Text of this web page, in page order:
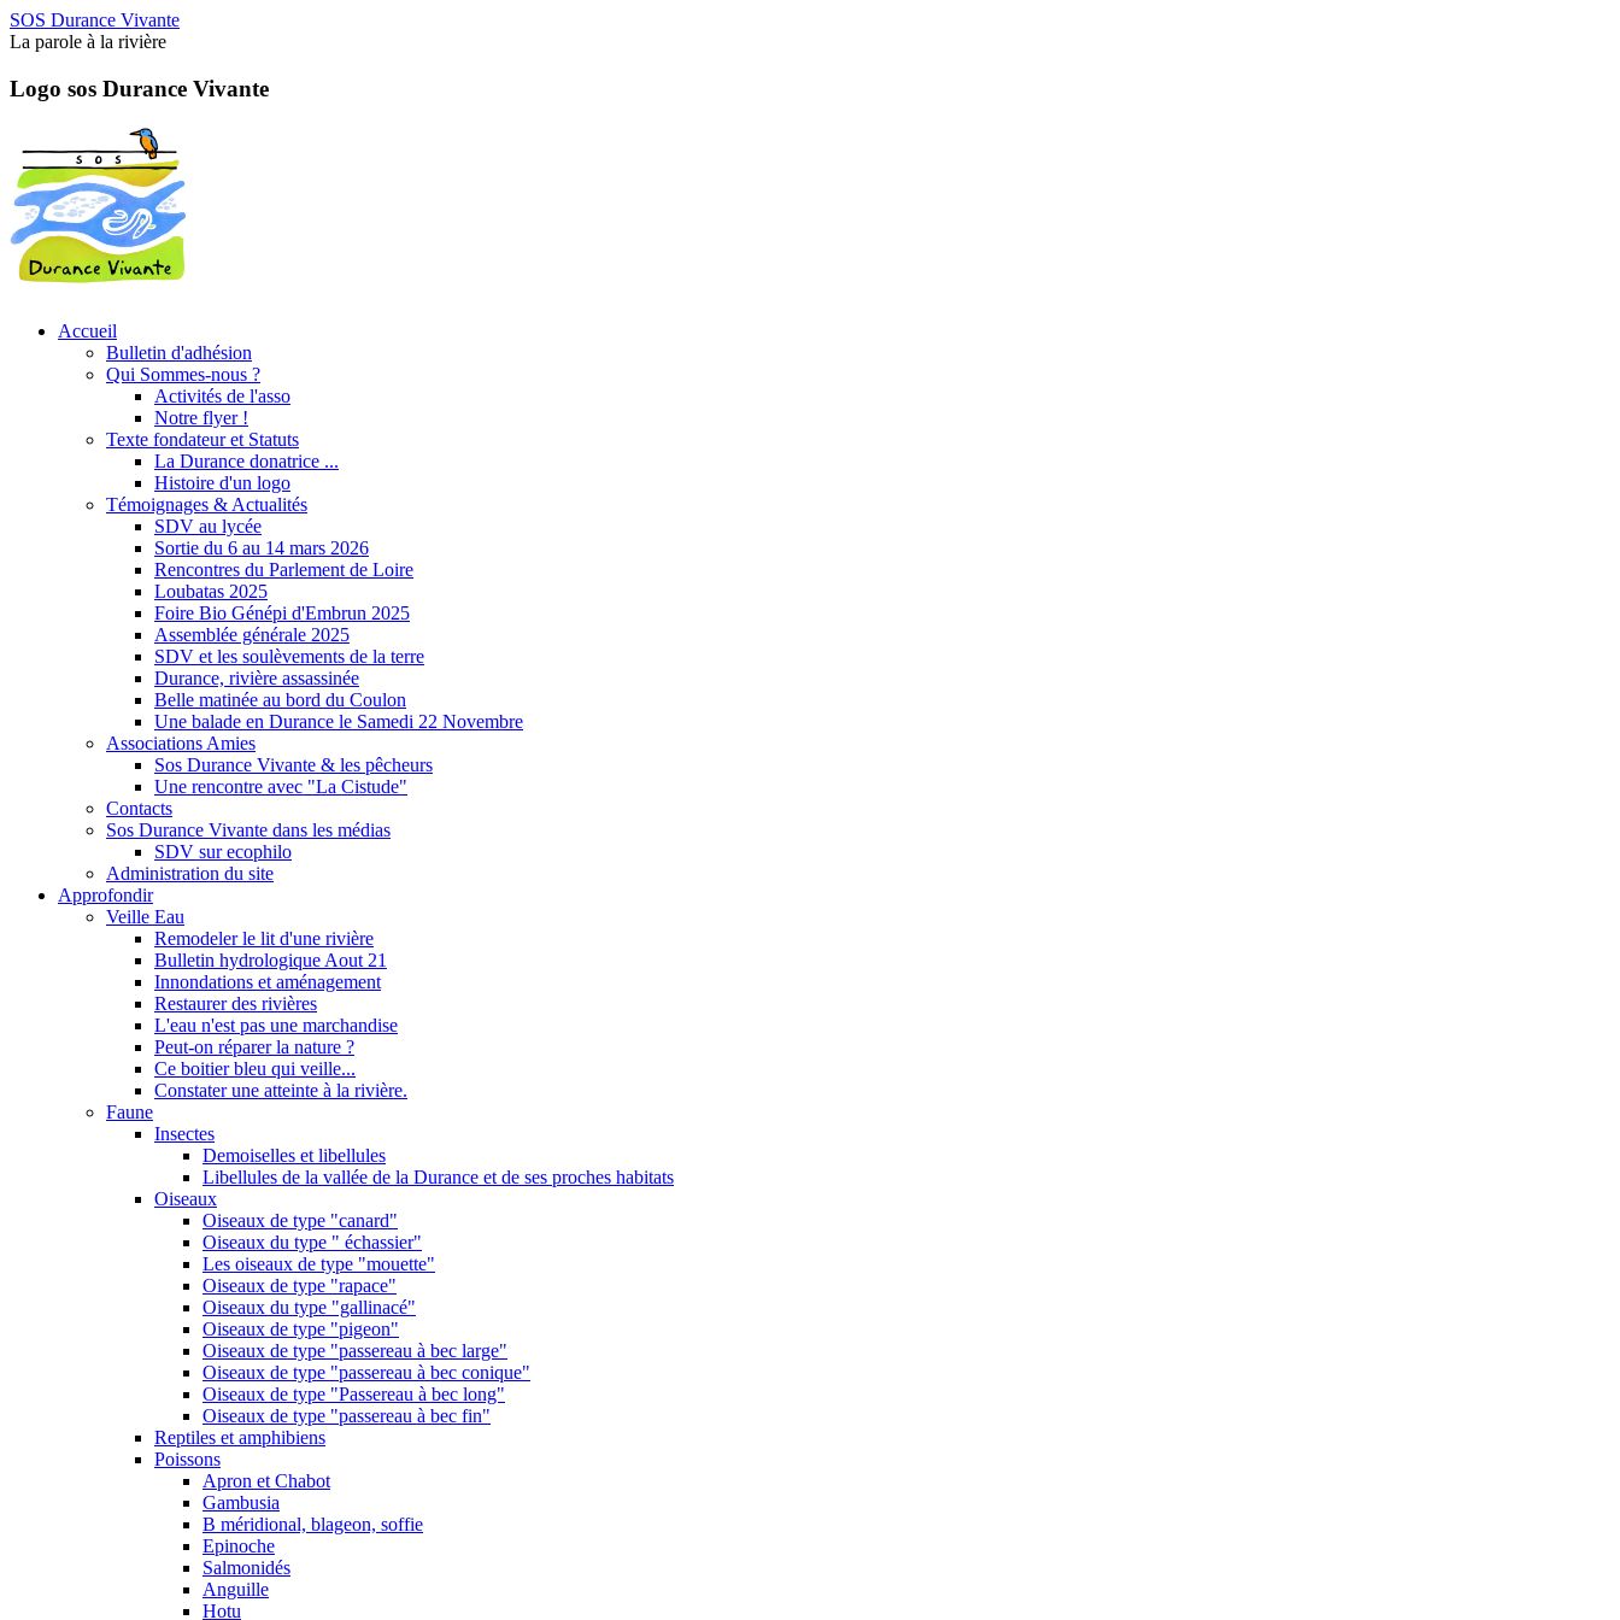
SOS Durance Vivante
La parole à la rivière
Logo sos Durance Vivante
Accueil
Bulletin d'adhésion
Qui Sommes-nous ?
Activités de l'asso
Notre flyer !
Texte fondateur et Statuts
La Durance donatrice ...
Histoire d'un logo
Témoignages & Actualités
SDV au lycée
Sortie du 6 au 14 mars 2026
Rencontres du Parlement de Loire
Loubatas 2025
Foire Bio Génépi d'Embrun 2025
Assemblée générale 2025
SDV et les soulèvements de la terre
Durance, rivière assassinée
Belle matinée au bord du Coulon
Une balade en Durance le Samedi 22 Novembre
Associations Amies
Sos Durance Vivante & les pêcheurs
Une rencontre avec "La Cistude"
Contacts
Sos Durance Vivante dans les médias
SDV sur ecophilo
Administration du site
Approfondir
Veille Eau
Remodeler le lit d'une rivière
Bulletin hydrologique Aout 21
Innondations et aménagement
Restaurer des rivières
L'eau n'est pas une marchandise
Peut-on réparer la nature ?
Ce boitier bleu qui veille...
Constater une atteinte à la rivière.
Faune
Insectes
Demoiselles et libellules
Libellules de la vallée de la Durance et de ses proches habitats
Oiseaux
Oiseaux de type "canard"
Oiseaux du type " échassier"
Les oiseaux de type "mouette"
Oiseaux de type "rapace"
Oiseaux du type "gallinacé"
Oiseaux de type "pigeon"
Oiseaux de type "passereau à bec large"
Oiseaux de type "passereau à bec conique"
Oiseaux de type "Passereau à bec long"
Oiseaux de type "passereau à bec fin"
Reptiles et amphibiens
Poissons
Apron et Chabot
Gambusia
B méridional, blageon, soffie
Epinoche
Salmonidés
Anguille
Hotu